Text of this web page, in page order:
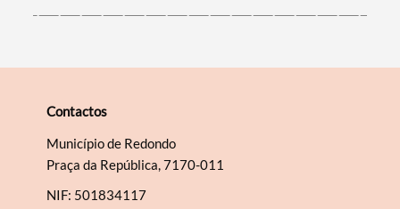
Contactos
Município de Redondo
Praça da República, 7170-011
NIF: 501834117